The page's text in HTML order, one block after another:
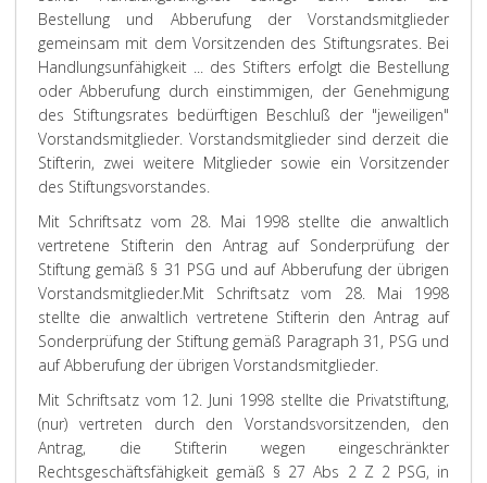
Bestellung und Abberufung der Vorstandsmitglieder
gemeinsam mit dem Vorsitzenden des Stiftungsrates. Bei
Handlungsunfähigkeit ... des Stifters erfolgt die Bestellung
oder Abberufung durch einstimmigen, der Genehmigung
des Stiftungsrates bedürftigen Beschluß der "jeweiligen"
Vorstandsmitglieder. Vorstandsmitglieder sind derzeit die
Stifterin, zwei weitere Mitglieder sowie ein Vorsitzender
des Stiftungsvorstandes.
Mit Schriftsatz vom 28. Mai 1998 stellte die anwaltlich
vertretene Stifterin den Antrag auf Sonderprüfung der
Stiftung gemäß § 31 PSG und auf Abberufung der übrigen
Vorstandsmitglieder.Mit Schriftsatz vom 28. Mai 1998
stellte die anwaltlich vertretene Stifterin den Antrag auf
Sonderprüfung der Stiftung gemäß Paragraph 31, PSG und
auf Abberufung der übrigen Vorstandsmitglieder.
Mit Schriftsatz vom 12. Juni 1998 stellte die Privatstiftung,
(nur) vertreten durch den Vorstandsvorsitzenden, den
Antrag, die Stifterin wegen eingeschränkter
Rechtsgeschäftsfähigkeit gemäß § 27 Abs 2 Z 2 PSG, in